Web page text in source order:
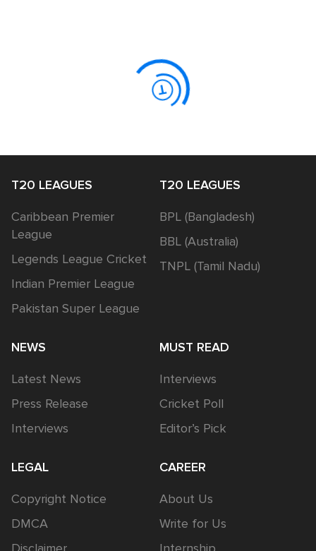
T20 LEAGUES
Caribbean Premier
League
Legends League Cricket
Indian Premier League
Pakistan Super League
T20 LEAGUES
BPL (Bangladesh)
BBL (Australia)
TNPL (Tamil Nadu)
NEWS
Latest News
Press Release
Interviews
MUST READ
Interviews
Cricket Poll
Editor’s Pick
LEGAL
Copyright Notice
DMCA
CAREER
About Us
Write for Us